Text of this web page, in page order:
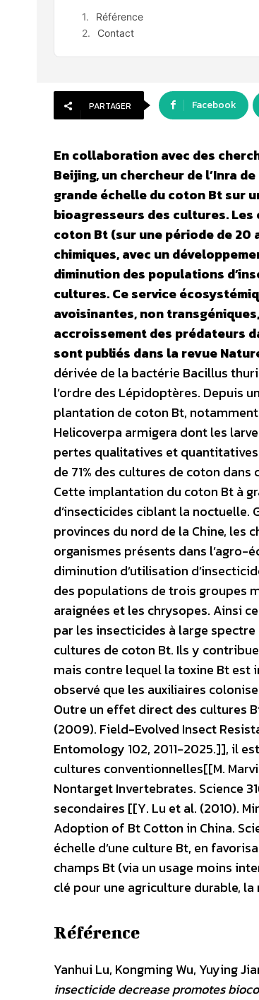
Référence
Contact
PARTAGER Facebook
En collaboration avec des
Beijing, un chercheur de l’Inra
grande échelle du coton Bt sur
bioagresseurs des cultures.
coton Bt (sur une période de 20
chimiques, avec un
diminution des populations
cultures. Ce service
avoisinantes, non
accroissement des prédateurs
sont publiés dans la revue
dérivée de la bactérie Bacillus
l’ordre des Lépidoptères. Depuis
plantation de coton Bt,
Helicoverpa armigera dont les
pertes qualitatives et quantitatives
de 71% des cultures de coton dans
Cette implantation du coton Bt à
d’insecticides ciblant la noctuelle.
provinces du nord de la Chine, les
organismes présents dans l’agro-
diminution d’utilisation
des populations de trois groupes
araignées et les chrysopes. Ainsi
par les insecticides à large
cultures de coton Bt. Ils y
mais contre lequel la toxine Bt est
observé que les auxiliaires
Outre un effet direct des cultures
(2009). Field-Evolved Insect
Entomology 102, 2011-2025.]], il
cultures conventionnelles[[M.
Nontarget Invertebrates. Science
secondaires [[Y. Lu et al. (2010).
Adoption of Bt Cotton in China.
échelle d’une culture Bt, en
champs Bt (via un usage moins
clé pour une agriculture durable,
Référence
Yanhui Lu, Kongming Wu, Yuying
insecticide decrease promotes